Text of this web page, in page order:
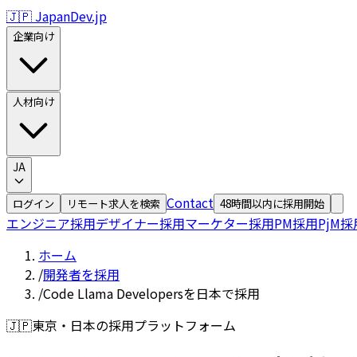
🇯🇵 JapanDev.jp
企業向け
人材向け
JA
ログイン リモート求人を検索 Contact 48時間以内に採用開始
エンジニア採用デザイナー採用マーケター採用PM採用PjM採
ホーム
/開発者を採用
/Code Llama Developersを日本で採用
🇯🇵東京・日本の採用プラットフォーム